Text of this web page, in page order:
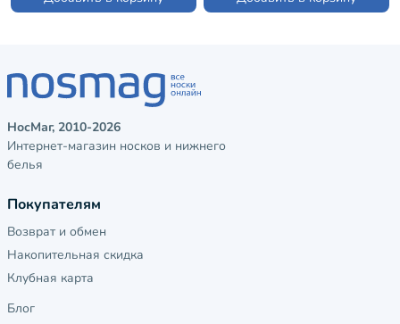
НосМаг, 2010-2026
Интернет-магазин носков и нижнего
белья
Покупателям
Возврат и обмен
Накопительная скидка
Клубная карта
Блог